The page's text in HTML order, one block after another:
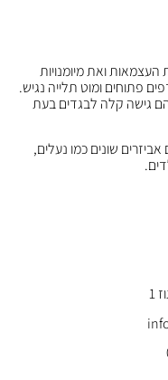
ואת מיומנויות
פתוחים ומוט תלייה נגיש.
גישה קלה לבגדים בעת
שונים כמו נעלים,
1